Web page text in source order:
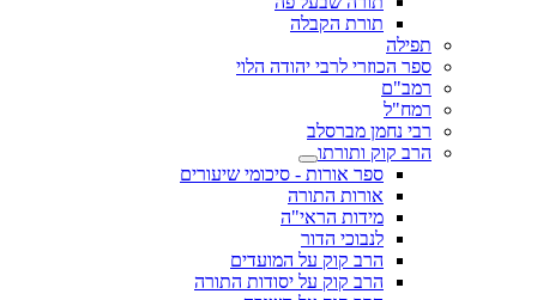
תורת הקבלה
תפילה
ספר הכוזרי לרבי יהודה הלוי
רמב"ם
רמח"ל
רבי נחמן מברסלב
הרב קוק ותורתו
ספר אורות - סיכומי שיעורים
אורות התורה
מידות הראי"ה
לנבוכי הדור
הרב קוק על המועדים
הרב קוק על יסודות התורה